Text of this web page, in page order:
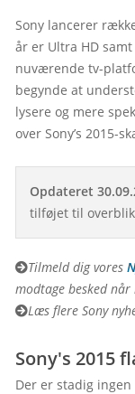
Sony lancerer
år er Ultra HD
nuværende tv-
begynde at
lysere og mere
over Sony’s 2015-
Opdateret
tilføjet til
Tilmeld dig vores
modtage besked
Læs flere Sony
Sony's 2015
Der er stadig ingen